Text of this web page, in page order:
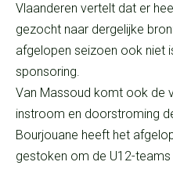
Vlaanderen vertelt dat er
gezocht naar dergelijke
afgelopen seizoen ook niet
sponsoring.
Van Massoud komt ook de
instroom en doorstroming
Bourjouane heeft het
gestoken om de U12-